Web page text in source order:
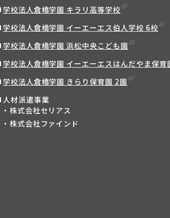
学校法人倉橋学園 キラリ高等学校
学校法人倉橋学園 イーエーエス伯人学校 6校
学校法人倉橋学園 浜松中央こども園
学校法人倉橋学園 イーエーエスはんだやま保育
学校法人倉橋学園 きらり保育園 2園
人材派遣事業
株式会社セリアス
株式会社ファインド